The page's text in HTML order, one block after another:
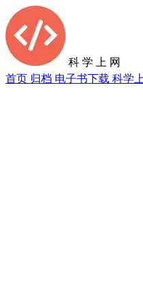
科 学 上 网
首页 归档 电子书下载 科学